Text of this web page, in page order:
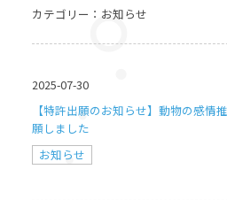
カテゴリー：お知らせ
2025-07-30
【特許出願のお知らせ】動物の感情
願しました
お知らせ